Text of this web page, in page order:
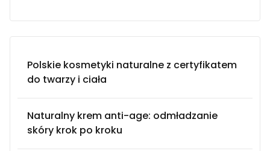
Polskie kosmetyki naturalne z certyfikatem
do twarzy i ciała
Naturalny krem anti-age: odmładzanie
skóry krok po kroku